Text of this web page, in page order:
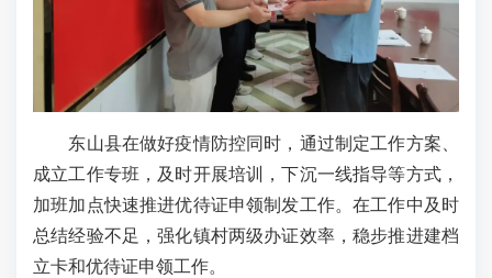
东山县在做好疫情防控同时，通过制定工作方案、
成立工作专班，及时开展培训，下沉一线指导等方式，
加班加点快速推进优待证申领制发工作。在工作中及时
总结经验不足，强化镇村两级办证效率，稳步推进建档
立卡和优待证申领工作。